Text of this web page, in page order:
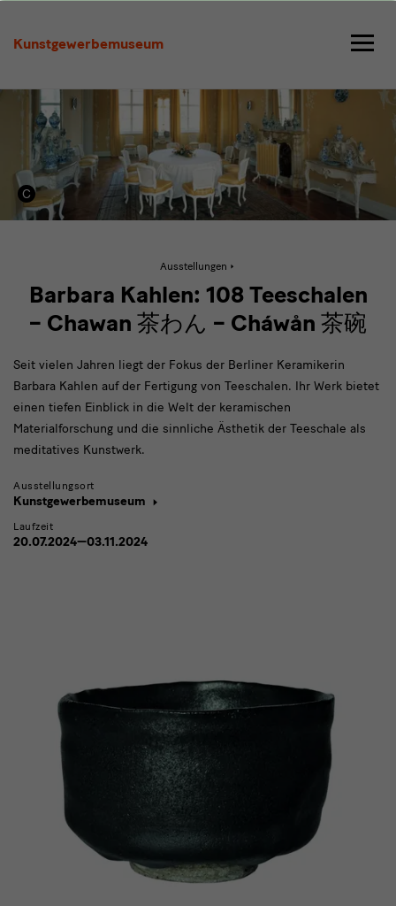
Kunstgewerbemuseum
Kahlen:
108
Teeschalen
Ausstellungen
Kahlen:
Teeschalen
Barbara Kahlen: 108 Teeschalen
– Chawan 茶わん – Cháwån 茶碗
Seit vielen Jahren liegt der Fokus der Berliner Keramikerin
Barbara Kahlen auf der Fertigung von Teeschalen. Ihr Werk bietet
einen tiefen Einblick in die Welt der keramischen
Materialforschung und die sinnliche Ästhetik der Teeschale als
meditatives Kunstwerk.
Ausstellungsort
Kunstgewerbemuseum
Laufzeit
20.07.2024—03.11.2024